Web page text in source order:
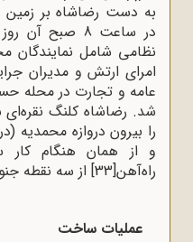
به دست رضاشاه بر زمین
در ساعت 8
نظامی شامل نمایندگان
امرای ارتش و مدیران
عامه و تجارت در محله
شد. رضاشاه کلنگ
را بیرون دروازه محمدیه
و از همان هنگام کار
راه‌آهن[33] از سه نقطه
عملیات ساخت